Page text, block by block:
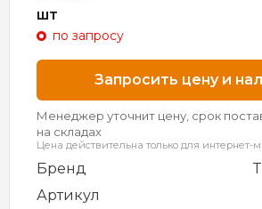
шт
по запросу
Запросить цену и
Менеджер уточнит цену, срок
на складах
Цена действительна только для интернет-
Бренд
Артикул